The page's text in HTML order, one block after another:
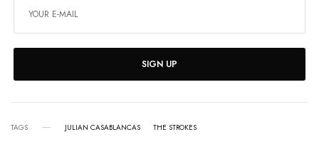
SIGN UP
TAGS JULIAN CASABLANCAS THE STROKES